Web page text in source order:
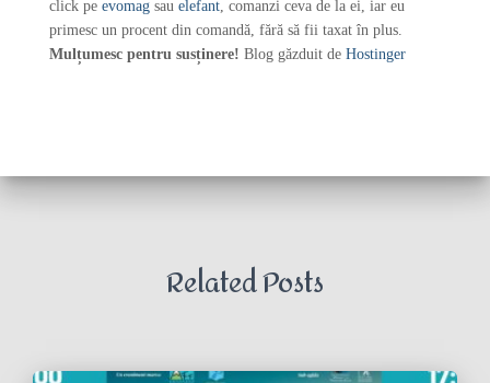
click pe evomag sau elefant, comanzi ceva de la ei, iar eu
primesc un procent din comandă, fără să fii taxat în plus.
Mulțumesc pentru susținere! Blog găzduit de Hostinger
Related Posts